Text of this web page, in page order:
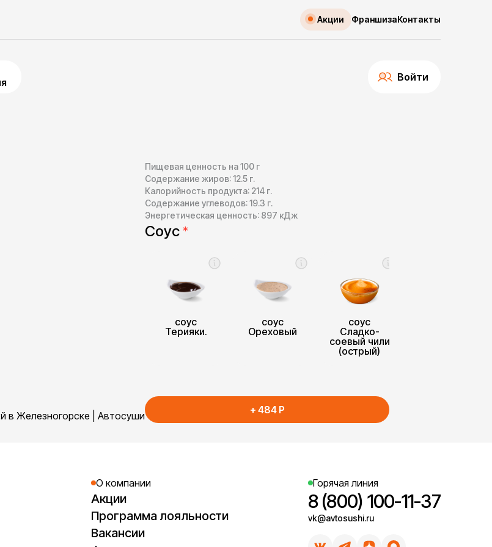
Акции ФраншизаКонтакты
Войти
в Железногорске | Автосуши
Пищевая ценность на 100 г
Содержание жиров:12.5 г.
Калорийность продукта: 214 г.
Содержание углеводов:19.3 г.
Энергетическая ценность: 897 кДж
Соус *
соус
Терияки.
соус
Ореховый
соус
Сладко-
соевый чили
(острый)
+ 484P
О компании
Акции
Программа лояльности
Вакансии
Горячая линия
8 (800) 100-11-37
vk@avtosushi.ru